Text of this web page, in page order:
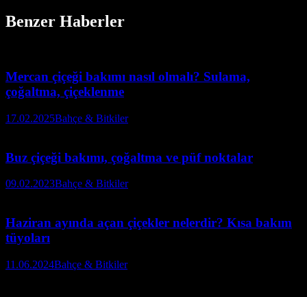
Benzer Haberler
Mercan çiçeği bakımı nasıl olmalı? Sulama,
çoğaltma, çiçeklenme
17.02.2025Bahçe & Bitkiler
Buz çiçeği bakımı, çoğaltma ve püf noktalar
09.02.2023Bahçe & Bitkiler
Haziran ayında açan çiçekler nelerdir? Kısa bakım
tüyoları
11.06.2024Bahçe & Bitkiler